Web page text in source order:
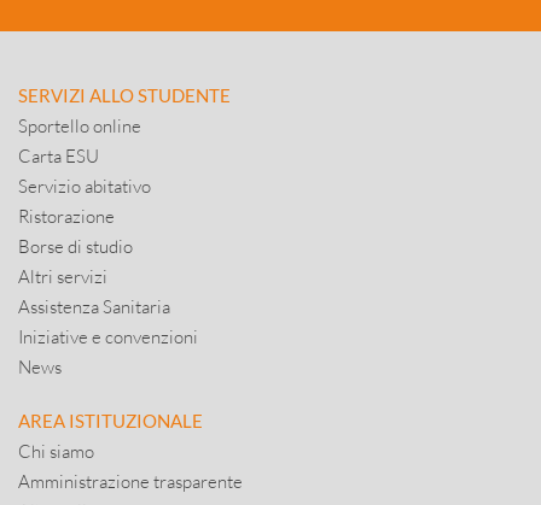
SERVIZI ALLO STUDENTE
Sportello online
Carta ESU
Servizio abitativo
Ristorazione
Borse di studio
Altri servizi
Assistenza Sanitaria
Iniziative e convenzioni
News
AREA ISTITUZIONALE
Chi siamo
Amministrazione trasparente